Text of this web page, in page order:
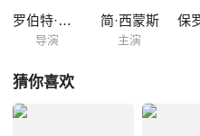
罗伯特·怀斯
导演
简·西蒙斯
主演
猜你喜欢